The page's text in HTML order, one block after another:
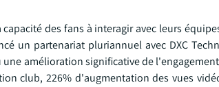
des fans à interagir avec leurs
un partenariat pluriannuel avec DXC
amélioration significative de
club, 226% d'augmentation des vues